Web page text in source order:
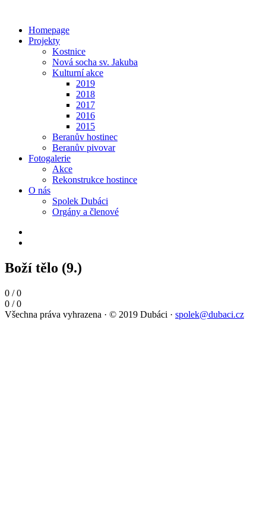
Homepage
Projekty
Kostnice
Nová socha sv. Jakuba
Kulturní akce
2019
2018
2017
2016
2015
Beranův hostinec
Beranův pivovar
Fotogalerie
Akce
Rekonstrukce hostince
O nás
Spolek Dubáci
Orgány a členové
Boží tělo (9.)
0 /0
0 /0
Všechna práva vyhrazena · © 2019 Dubáci · spolek@dubaci.cz